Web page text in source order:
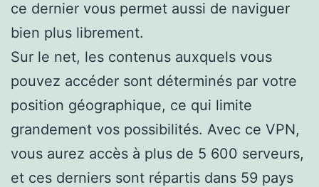
ce dernier vous permet aussi de naviguer
bien plus librement.
Sur le net, les contenus auxquels vous
pouvez accéder sont déterminés par votre
position géographique, ce qui limite
grandement vos possibilités. Avec ce VPN,
vous aurez accès à plus de 5 600 serveurs,
et ces derniers sont répartis dans 59 pays